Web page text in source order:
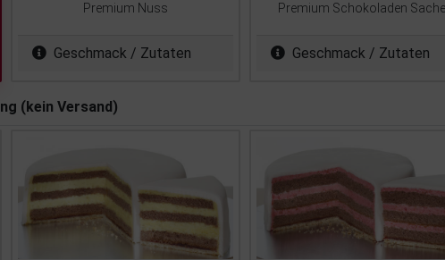
Premium Nuss
Geschmack / Zutaten
Premium Schokoladen
Geschmack / Zutaten
(kein Versand)